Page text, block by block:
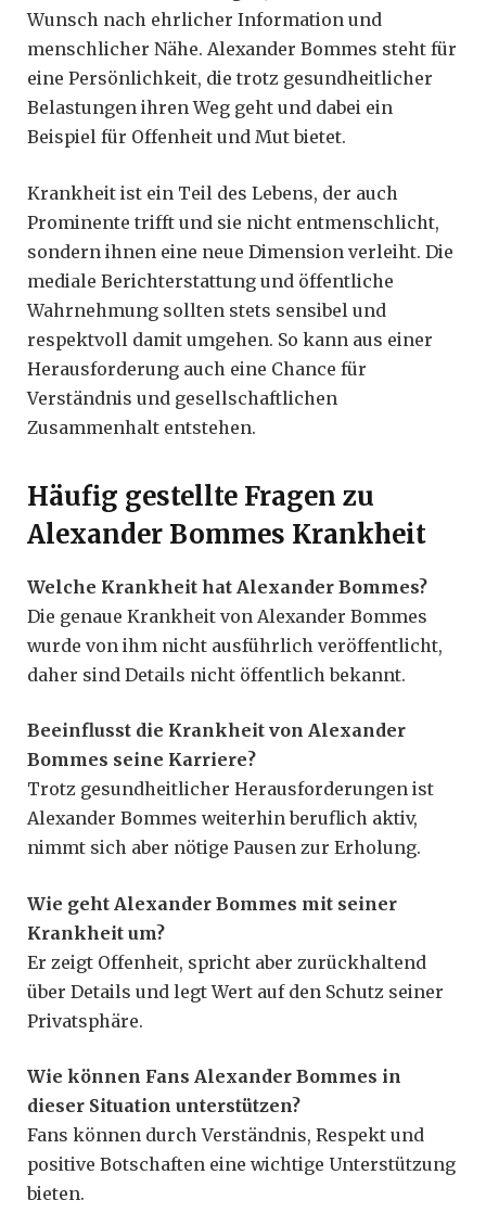
Wunsch nach ehrlicher Information und
menschlicher Nähe. Alexander Bommes steht für
eine Persönlichkeit, die trotz gesundheitlicher
Belastungen ihren Weg geht und dabei ein
Beispiel für Offenheit und Mut bietet.
Krankheit ist ein Teil des Lebens, der auch
Prominente trifft und sie nicht entmenschlicht,
sondern ihnen eine neue Dimension verleiht. Die
mediale Berichterstattung und öffentliche
Wahrnehmung sollten stets sensibel und
respektvoll damit umgehen. So kann aus einer
Herausforderung auch eine Chance für
Verständnis und gesellschaftlichen
Zusammenhalt entstehen.
Häufig gestellte Fragen zu
Alexander Bommes Krankheit
Welche Krankheit hat Alexander Bommes?
Die genaue Krankheit von Alexander Bommes
wurde von ihm nicht ausführlich veröffentlicht,
daher sind Details nicht öffentlich bekannt.
Beeinflusst die Krankheit von Alexander
Bommes seine Karriere?
Trotz gesundheitlicher Herausforderungen ist
Alexander Bommes weiterhin beruflich aktiv,
nimmt sich aber nötige Pausen zur Erholung.
Wie geht Alexander Bommes mit seiner
Krankheit um?
Er zeigt Offenheit, spricht aber zurückhaltend
über Details und legt Wert auf den Schutz seiner
Privatsphäre.
Wie können Fans Alexander Bommes in
dieser Situation unterstützen?
Fans können durch Verständnis, Respekt und
positive Botschaften eine wichtige Unterstützung
bieten.